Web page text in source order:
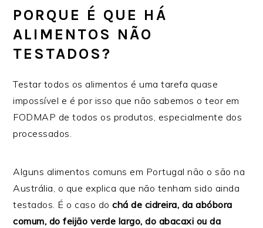
PORQUE É QUE HÁ
ALIMENTOS NÃO
TESTADOS?
Testar todos os alimentos é uma tarefa quase
impossível e é por isso que não sabemos o teor em
FODMAP de todos os produtos, especialmente dos
processados.
Alguns alimentos comuns em Portugal não o são na
Austrália, o que explica que não tenham sido ainda
testados. É o caso dochá de cidreira, da abóbora
comum, do feijão verde largo, do abacaxi ou da